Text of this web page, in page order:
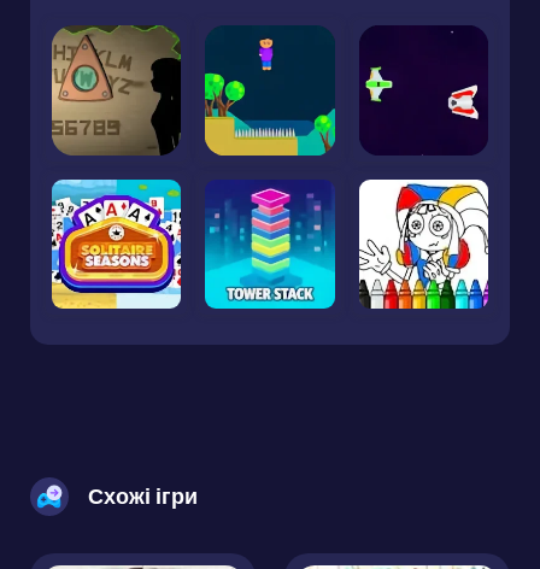
Схожі ігри